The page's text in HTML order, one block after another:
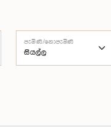
පැමිණි/නොපැමිණි